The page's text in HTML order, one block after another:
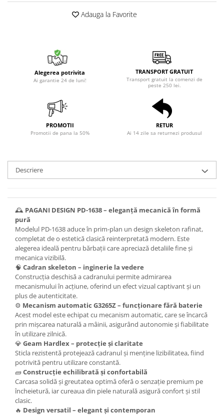
Adauga la Favorite
Alegerea potrivita
Ai garantie 24 de luni!
TRANSPORT GRATUIT
Transport gratuit la comenzi de
peste 250 lei.
PROMOTII
Promotii de pana la 50%
RETUR
Ai 14 zile sa returnezi produsul
Descriere
🕰️ PAGANI DESIGN PD-1638 – eleganță mecanică în formă
pură
Modelul PD-1638 aduce în prim-plan un design skeleton rafinat,
completat de o estetică clasică reinterpretată modern. Este
alegerea ideală pentru bărbații care apreciază detaliile fine și
mecanica vizibilă.
🧠 Cadran skeleton – inginerie la vedere
Construcția deschisă a cadranului permite admirarea
mecanismului în acțiune, oferind un efect vizual captivant și un
plus de autenticitate.
⚙️ Mecanism automatic G3265Z – funcționare fără baterie
Acest model este echipat cu mecanism automatic, care se încarcă
prin mișcarea naturală a mâinii, asigurând autonomie și fiabilitate
în utilizare zilnică.
💎 Geam Hardlex – protecție și claritate
Sticla rezistentă protejează cadranul și menține lizibilitatea, fiind
potrivită pentru utilizare constantă.
🧱Construcție echilibrată și confortabilă
Carcasa solidă și greutatea optimă oferă o senzație premium pe
încheietură, iar cureaua din piele naturală asigură confort și stil
clasic.
🔥 Design versatil – elegant și contemporan